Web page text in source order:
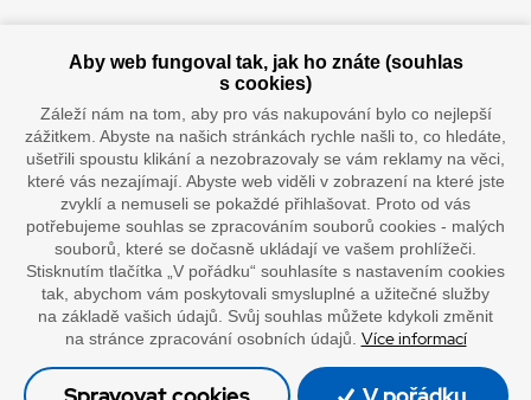
Doprava vaším oblíbeným dopravcem
”Lepíme s jistotou”
Aby web fungoval tak, jak ho znáte (souhlas
s cookies)
Záleží nám na tom, aby pro vás nakupování bylo co nejlepší
zážitkem. Abyste na našich stránkách rychle našli to, co hledáte,
ušetřili spoustu klikání a nezobrazovaly se vám reklamy na věci,
které vás nezajímají. Abyste web viděli v zobrazení na které jste
zvyklí a nemuseli se pokaždé přihlašovat. Proto od vás
potřebujeme souhlas se zpracováním souborů cookies - malých
souborů, které se dočasně ukládají ve vašem prohlížeči.
Stisknutím tlačítka „V pořádku“ souhlasíte s nastavením cookies
tak, abychom vám poskytovali smysluplné a užitečné služby
na základě vašich údajů. Svůj souhlas můžete kdykoli změnit
na stránce zpracování osobních údajů. Více informací